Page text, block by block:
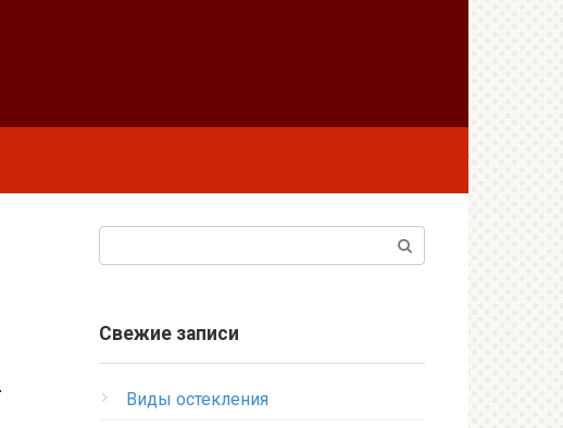
Свежие записи
Виды остекления